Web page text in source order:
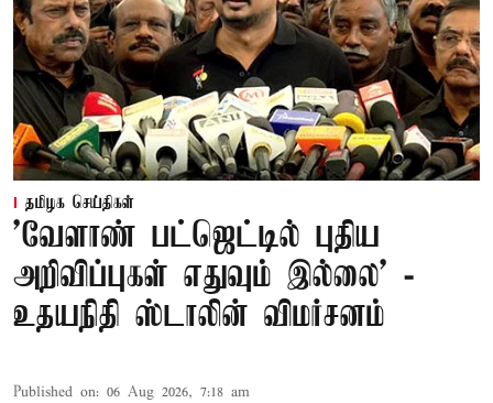
தமிழக செய்திகள்
'வேளாண் பட்ஜெட்டில் புதிய
அறிவிப்புகள் எதுவும் இல்லை' -
உதயநிதி ஸ்டாலின் விமர்சனம்
Published on: 06 Aug 2026, 7:18 am